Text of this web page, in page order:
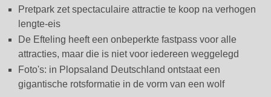
Pretpark zet spectaculaire attractie te koop na verhogen
lengte-eis
De Efteling heeft een onbeperkte fastpass voor alle
attracties, maar die is niet voor iedereen weggelegd
Foto's: in Plopsaland Deutschland ontstaat een
gigantische rotsformatie in de vorm van een wolf